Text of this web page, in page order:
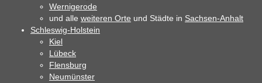
Wernigerode
und alle weiteren Orte und Städte in Sachsen-Anhalt
Schleswig-Holstein
Kiel
Lübeck
Flensburg
Neumünster